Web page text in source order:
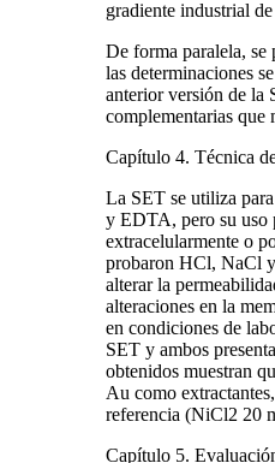
gradiente industrial
De forma paralela, se
las determinaciones
anterior versión de la
complementarias que
Capítulo 4. Técnica
La SET se utiliza
y EDTA, pero su uso
extracelularmente o
probaron HCl, NaCl y
alterar la
alteraciones en la
en condiciones de
SET y ambos
obtenidos muestran
Au como
referencia (NiCl2 20
Capítulo 5.